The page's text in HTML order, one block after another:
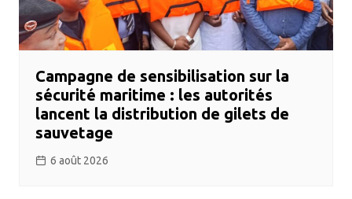
Campagne de sensibilisation sur la
sécurité maritime : les autorités
lancent la distribution de gilets de
sauvetage
6 août 2026